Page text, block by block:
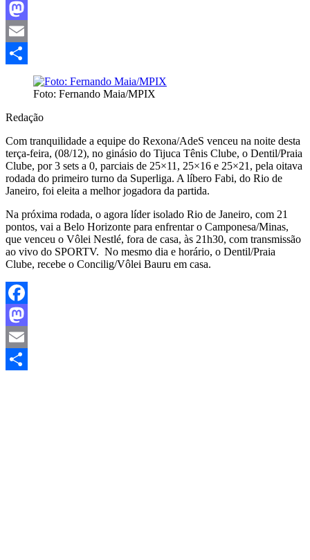
Facebook
Mastodon
Email
Foto: Fernando Maia/MPIX
Redação
Com tranquilidade a equipe do Rexona/AdeS venceu na noite desta
terça-feira, (08/12), no ginásio do Tijuca Tênis Clube, o Dentil/Praia
Clube, por 3 sets a 0, parciais de 25×11, 25×16 e 25×21, pela oitava
rodada do primeiro turno da Superliga. A líbero Fabi, do Rio de
Janeiro, foi eleita a melhor jogadora da partida.
Na próxima rodada, o agora líder isolado Rio de Janeiro, com 21
pontos, vai a Belo Horizonte para enfrentar o Camponesa/Minas,
que venceu o Vôlei Nestlé, fora de casa, às 21h30, com transmissão
ao vivo do SPORTV. No mesmo dia e horário, o Dentil/Praia
Clube, recebe o Concilig/Vôlei Bauru em casa.
Facebook
Mastodon
Email